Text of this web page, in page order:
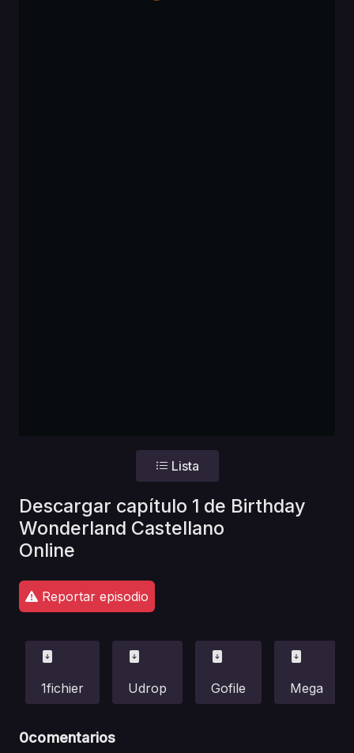
Lista
Descargar capítulo 1 de Birthday
Wonderland Castellano
Online
Reportar episodio
1fichier Udrop Gofile Mega
0comentarios